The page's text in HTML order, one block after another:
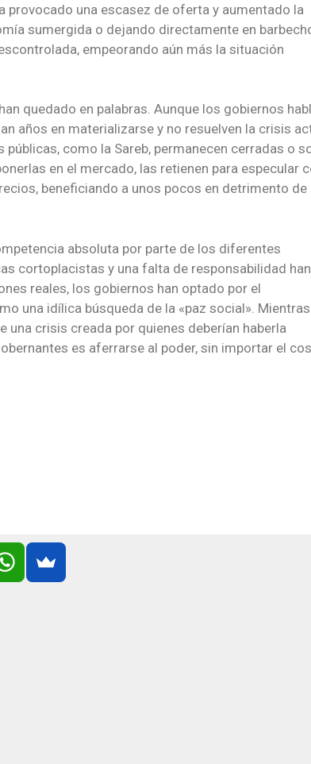
una escasez de oferta y aumentado la
sumergida o dejando directamente en
empeorando aún más la situación
quedado en palabras. Aunque los gobiernos
años en materializarse y no resuelven la crisis
como la Sareb, permanecen cerradas o
en el mercado, las retienen para especular
beneficiando a unos pocos en detrimento de
absoluta por parte de los diferentes
cortoplacistas y una falta de responsabilidad han
reales, los gobiernos han optado por el
una idílica búsqueda de la «paz social». Mientras
crisis creada por quienes deberían haberla
es aferrarse al poder, sin importar el